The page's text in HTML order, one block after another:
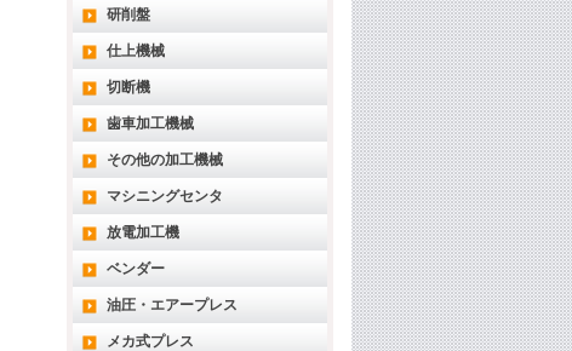
研削盤
仕上機械
切断機
歯車加工機械
その他の加工機械
マシニングセンタ
放電加工機
ベンダー
油圧・エアープレス
メカ式プレス